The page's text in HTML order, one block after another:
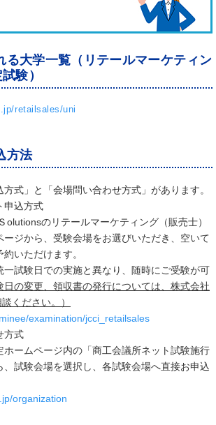
る大学一覧（リテールマーケティン
験）
retailsales/uni
方法
方式」と「会場問い合わせ方式」があります。
申込方式
olutionsのリテールマーケティング（販売士）
ジから、受験会場をお選びいただき、空いて
いただけます。
一試験日での実施と異なり、随時にご受験が可
日の変更、領収書の発行については、株式会社
ください。）
examination/jcci_retailsales
方式
ホームページ内の「商工会議所ネット試験施行
試験会場を選択し、各試験会場へ直接お申込
organization